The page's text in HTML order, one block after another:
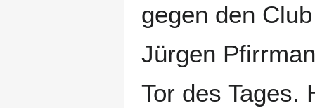
gegen den
Jürgen
Tor des Tages.